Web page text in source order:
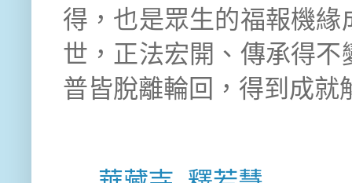
得，也是眾生的福報機
世，正法宏開、傳承得
普皆脫離輪回，得到成就